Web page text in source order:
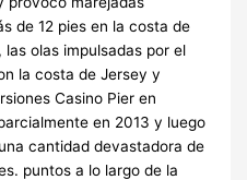
de 12 pies en la costa de
las olas impulsadas por el
la costa de Jersey y
Casino Pier en
en 2013 y luego
cantidad devastadora de
puntos a lo largo de la